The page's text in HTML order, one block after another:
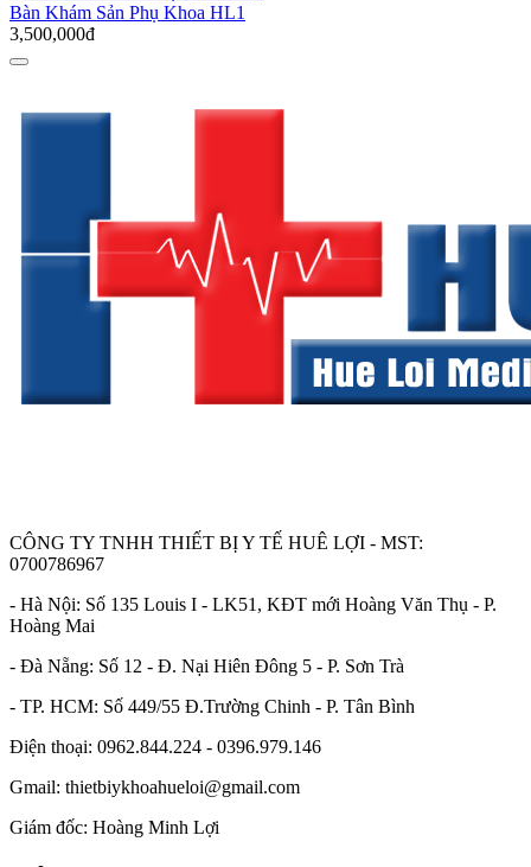
Bàn Khám Sản Phụ Khoa HL1
3,500,000đ
CÔNG TY TNHH THIẾT BỊ Y TẾ HUÊ LỢI - MST:
0700786967
- Hà Nội: Số 135 Louis I - LK51, KĐT mới Hoàng Văn Thụ - P.
Hoàng Mai
- Đà Nẵng: Số 12 - Đ. Nại Hiên Đông 5 - P. Sơn Trà
- TP. HCM: Số 449/55 Đ.Trường Chinh - P. Tân Bình
Điện thoại: 0962.844.224 - 0396.979.146
Gmail: thietbiykhoahueloi@gmail.com
Giám đốc: Hoàng Minh Lợi